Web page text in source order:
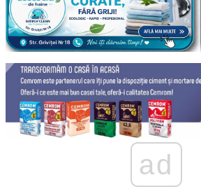
ad